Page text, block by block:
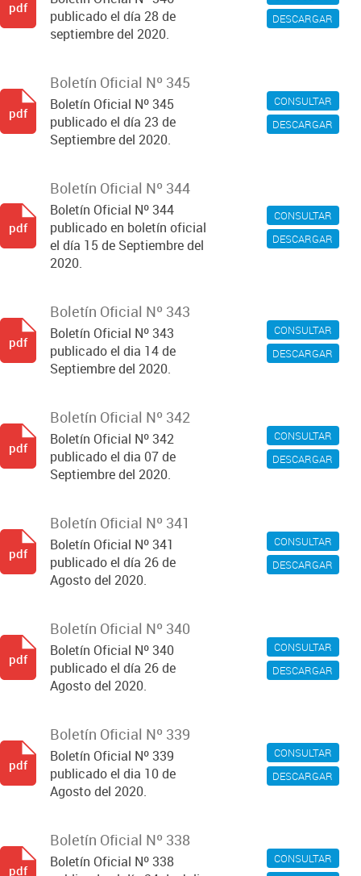
DESCARGAR
publicado el día 28 de
septiembre del 2020.
pdf
CONSULTAR
DESCARGAR
Boletín Oficial Nº 345
Boletín Oficial Nº 345
publicado el día 23 de
Septiembre del 2020.
pdf
CONSULTAR
DESCARGAR
Boletín Oficial Nº 344
Boletín Oficial Nº 344
publicado en boletín oficial
el día 15 de Septiembre del
2020.
pdf
CONSULTAR
DESCARGAR
Boletín Oficial Nº 343
Boletín Oficial Nº 343
publicado el dia 14 de
Septiembre del 2020.
pdf
CONSULTAR
DESCARGAR
Boletín Oficial Nº 342
Boletín Oficial Nº 342
publicado el dia 07 de
Septiembre del 2020.
pdf
CONSULTAR
DESCARGAR
Boletín Oficial Nº 341
Boletín Oficial Nº 341
publicado el día 26 de
Agosto del 2020.
pdf
CONSULTAR
DESCARGAR
Boletín Oficial Nº 340
Boletín Oficial Nº 340
publicado el día 26 de
Agosto del 2020.
pdf
CONSULTAR
DESCARGAR
Boletín Oficial Nº 339
Boletín Oficial Nº 339
publicado el dia 10 de
Agosto del 2020.
pdf
CONSULTAR
Boletín Oficial Nº 338
Boletín Oficial Nº 338
pdf